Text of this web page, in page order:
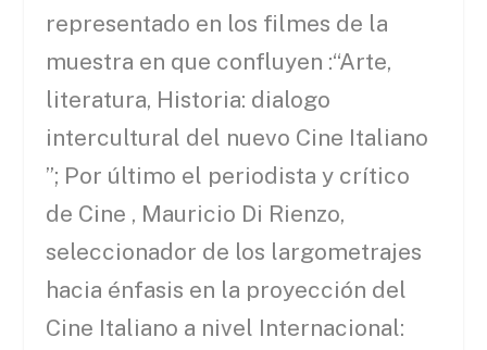
representado en los filmes de la
muestra en que confluyen :“Arte,
literatura, Historia: dialogo
intercultural del nuevo Cine Italiano
”; Por último el periodista y crítico
de Cine , Mauricio Di Rienzo,
seleccionador de los largometrajes
hacia énfasis en la proyección del
Cine Italiano a nivel Internacional: